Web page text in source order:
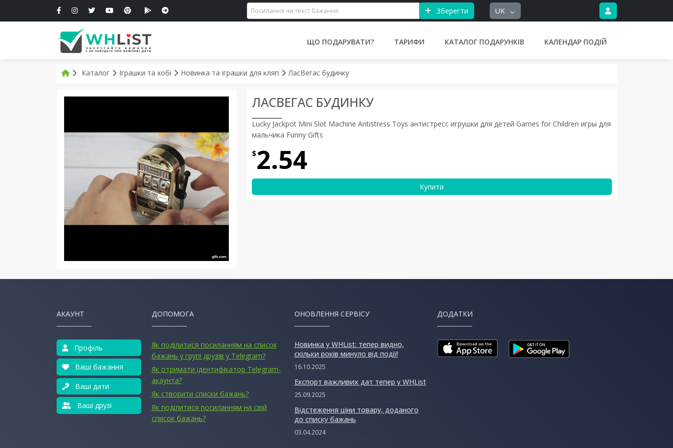
Зберегти UK
ЩО ПОДАРУВАТИ? ТАРИФИ КАТАЛОГ ПОДАРУНКІВ КАЛЕНДАР ПОДІЙ
Каталог Іграшки та хобі Новинка та іграшки для кляп ЛасВегас будинку
ЛАСВЕГАС БУДИНКУ
Lucky Jackpot Mini Slot Machine Antistress Toys антистресс игрушки для детей Games for Children игры для
мальчика Funny Gifts
$2.54
Купити
АКАУНТ
Профіль
Ваші бажання
Ваші дати
Ваші друзі
ДОПОМОГА
Як поділитися посиланням на список
бажань у групі друзів у Telegram?
Як отримати ідентифікатор Telegram-
акаунта?
Як створити списки бажань?
Як поділитися посиланням на свій
список бажань?
ОНОВЛЕННЯ СЕРВІСУ
Новинка у WHList: тепер видно,
скільки років минуло від події!
16.10.2025
Експорт важливих дат тепер у WHList
25.09.2025
Відстеження ціни товару, доданого
до списку бажань
03.04.2024
ДОДАТКИ